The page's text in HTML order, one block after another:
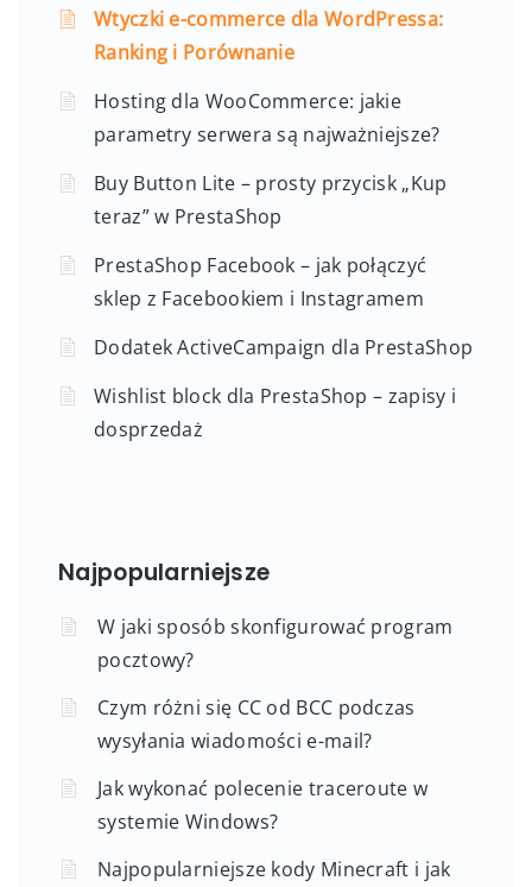
Wtyczki e-commerce dla WordPressa:
Ranking i Porównanie
Hosting dla WooCommerce: jakie
parametry serwera są najważniejsze?
Buy Button Lite – prosty przycisk „Kup
teraz” w PrestaShop
PrestaShop Facebook – jak połączyć
sklep z Facebookiem i Instagramem
Dodatek ActiveCampaign dla PrestaShop
Wishlist block dla PrestaShop – zapisy i
dosprzedaż
Najpopularniejsze
W jaki sposób skonfigurować program
pocztowy?
Czym różni się CC od BCC podczas
wysyłania wiadomości e-mail?
Jak wykonać polecenie traceroute w
systemie Windows?
Najpopularniejsze kody Minecraft i jak